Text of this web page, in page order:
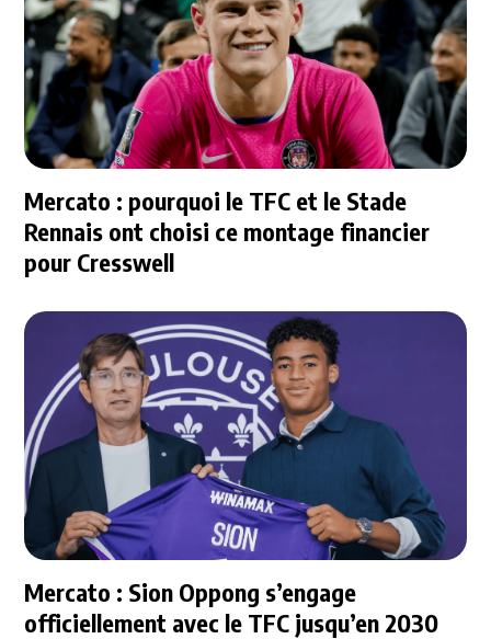
Mercato : pourquoi le TFC et le Stade
Rennais ont choisi ce montage financier
pour Cresswell
Mercato : Sion Oppong s’engage
officiellement avec le TFC jusqu’en 2030